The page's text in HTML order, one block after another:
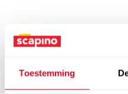
Toestemming